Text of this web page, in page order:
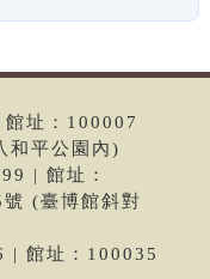
址：100007
和平公園內)
| 館址：
(臺博館斜對
| 館址：100035